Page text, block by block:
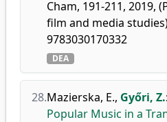
Cham, 191-211, 2019,
film and media
9783030170332
DEA
28.Mazierska, E., Győri, Z.:
Popular Music in a